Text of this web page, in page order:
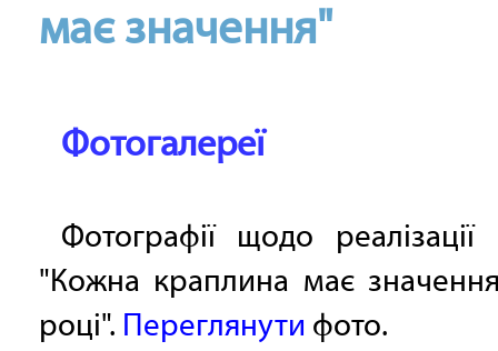
має значення"
Фотогалереї
Фотографії щодо реалізації
"Кожна краплина має
році". Переглянути фото.